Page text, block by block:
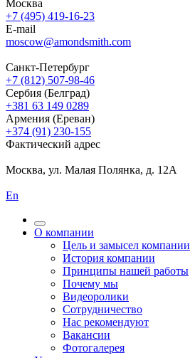
Москва
+7 (495) 419-16-23
E-mail
moscow@amondsmith.com
Санкт-Петербург
+7 (812) 507-98-46
Сербия (Белград)
+381 63 149 0289
Армения (Ереван)
+374 (91) 230-155
Фактический адрес
Москва, ул. Малая Полянка, д. 12А
En
О компании
Цель и замысел компании
История компании
Принципы нашей работы
Почему мы
Видеоролики
Сотрудничество
Нас рекомендуют
Вакансии
Фотогалерея